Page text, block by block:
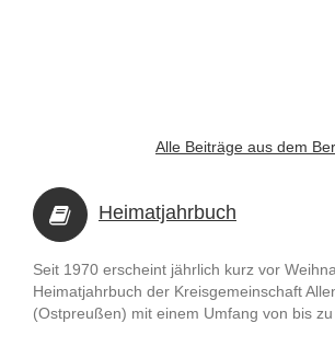
Alle Beiträge aus dem
Heimatjahrbuch
Seit 1970 erscheint jährlich kurz vor
Heimatjahrbuch der Kreisgemeinschaft
(Ostpreußen) mit einem Umfang von bis zu